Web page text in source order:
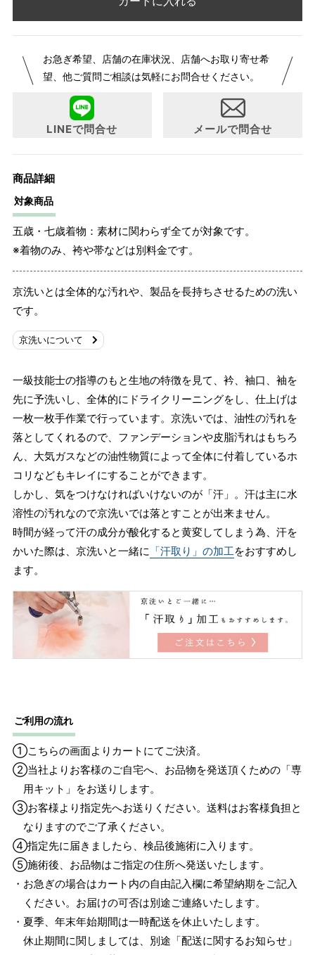
お急ぎ希望、店舗の在庫状況、店舗へお取り寄せ希
望、他ご質問ご相談は気軽にお問合せください。
LINEで問合せ メールで問合せ
商品詳細
対象商品
五歳・七歳着物：素材に関わらず全てが対象です。
※着物のみ、袴や帯などは別料金です。
京洗いとは全体的な汚れや、製品を長持ちさせるための洗い
です。
京洗いについて
一級技能士の指導のもと生地の特徴を見て、衿、袖口、袖を
先に予洗いし、全体的にドライクリーニングをし、仕上げは
一枚一枚手作業で行っています。京洗いでは、油性の汚れを
落としてくれるので、ファンデーションや皮脂汚れはもちろ
ん、大気ガスなどの油性物質によって全体に付着しているホ
コリなどもキレイにすることができます。
しかし、気をつけなければいけないのが「汗」。汗は主に水
溶性の汚れなので京洗いでは落とすことが出来ません。
時間が経って汗の成分が酸化すると黄変してしまう為、汗を
かいた際は、京洗いと一緒に 「汗取り」の加工をおすすめし
ます。
ご利用の流れ
①こちらの画面よりカートにてご決済。
②当社よりお客様のご自宅へ、お品物を発送頂くための「専
用キット」をお送りします。
③お客様より指定先へお送りください。送料はお客様負担と
なりますのでご了承ください。
④指定先に届きましたら、検品後施術に入ります。
⑤施術後、お品物はご指定の住所へ発送いたします。
・お急ぎの場合はカート内の自由記入欄に希望納期をご記入
ください。お届けの可否は別途ご連絡いたします。
・夏季、年末年始期間は一時配送を休止いたします。
休止期間に関しましては、別途「配送に関するお知らせ」